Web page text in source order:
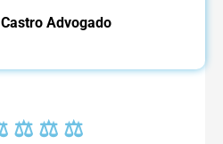
Advogado
⚖ ⚖ ⚖